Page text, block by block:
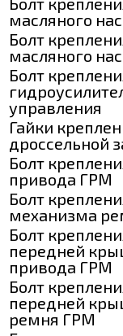
масляного
Болт
масляного
Болт
управления
Гайки
дроссельной
Болт
привода ГРМ
Болт
механизма
Болт
передней
привода ГРМ
Болт
передней
ремня ГРМ